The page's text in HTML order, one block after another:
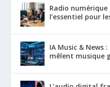
Radio
l’essentiel pour
IA Music & News
mêlent musique